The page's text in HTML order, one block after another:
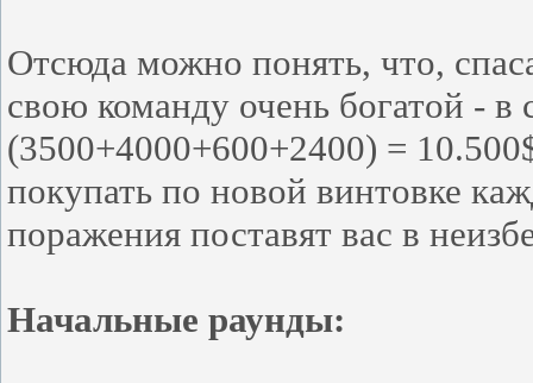
Отсюда можно понять, что,
свою команду очень богатой - в
(3500+4000+600+2400) =
покупать по новой винтовке
поражения поставят вас в
Начальные раунды: